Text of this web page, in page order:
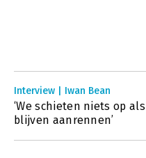
Interview | Iwan Bean
‘We schieten niets op
blijven aanrennen’